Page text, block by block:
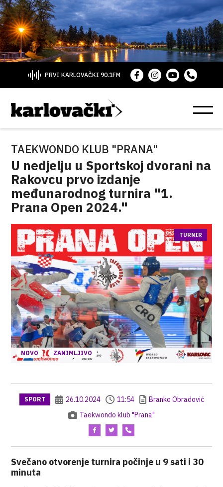
PRVI KARLOVAČKI 90.1FM
TAEKWONDO KLUB "PRANA"
U nedjelju u Sportskoj dvorani na
Rakovcu prvo izdanje
međunarodnog turnira "1.
Prana Open 2024."
NOVO ZANIMLJIVO
TURNIR
SPORT 26.10.2024 11:54
Branko Obradović
Taekwondo klub "Prana"
Svečano otvorenje turnira počinje u 9 sati i 30
minuta